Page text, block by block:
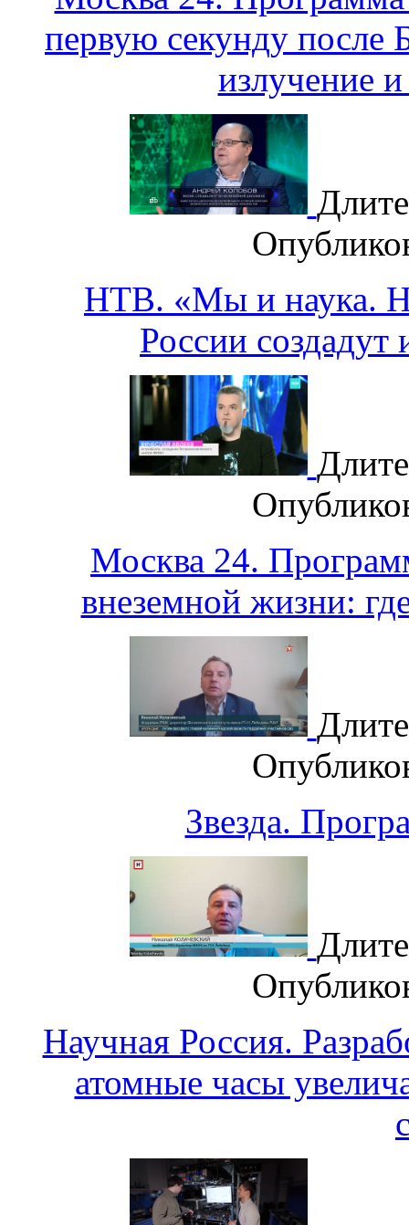
первую секунду после
излучение
НТВ. «Мы и наука.
России создадут
Москва 24.
внеземной жизни:
Звезда.
Научная Россия.
атомные часы